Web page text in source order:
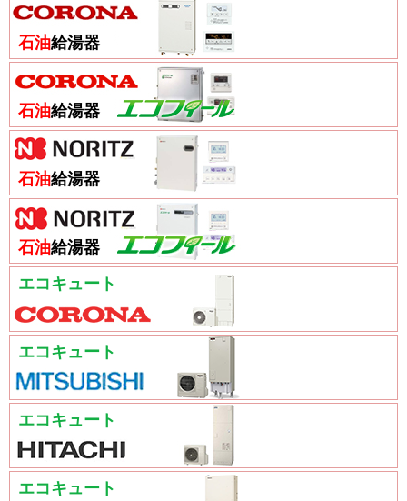
石油給湯器
石油給湯器
石油給湯器
石油給湯器
エコキュート
エコキュート
エコキュート
エコキュート